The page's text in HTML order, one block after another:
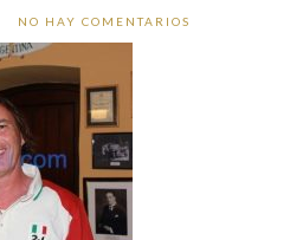
NO HAY COMENTARIOS